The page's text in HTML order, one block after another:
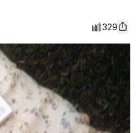
329